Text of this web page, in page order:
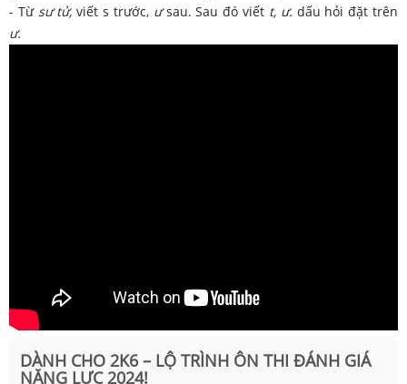
- Từ sư tử, viết s trước, ưsau. Sau đó viết t, ư. dấu hỏi đặt trên
ư.
DÀNH CHO 2K6 – LỘ TRÌNH ÔN THI ĐÁNH GIÁ
NĂNG LỰC 2024!